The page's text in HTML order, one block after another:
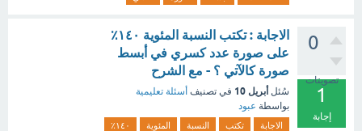
0
تصويتات
1
إجابة
الاجابة : تكتب النسبة المئوية ١٤٠٪
على صورة عدد كسري في أبسط
صورة كالآتي ؟ - مع الشرح
سُئل أبريل 10 في تصنيف أسئلة تعليمية
بواسطة عبود
الاجابة تكتب النسبة المئوية
١٤٠٪